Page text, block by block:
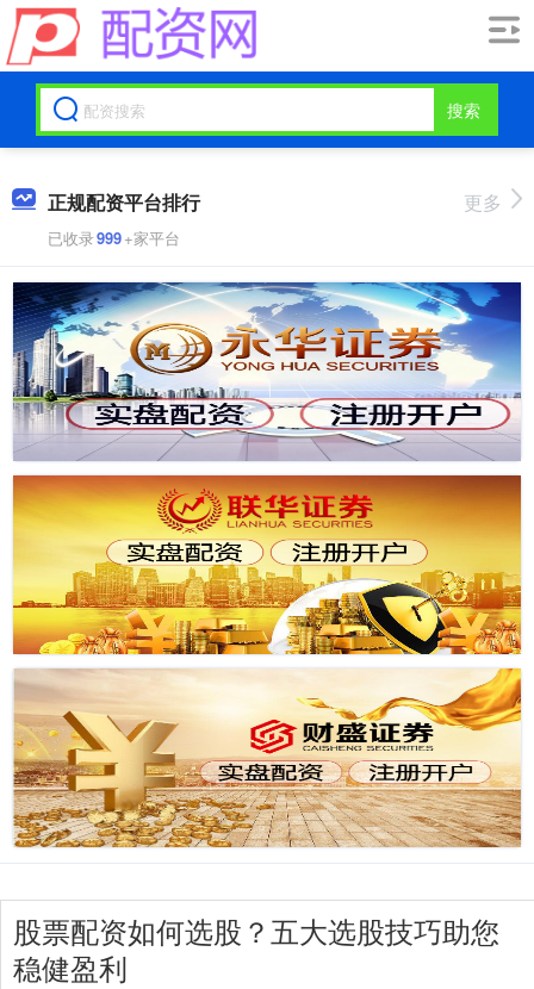
搜索
正规配资平台排行
已收录999+家平台
更多
股票配资如何选股？五大选股技巧助您
稳健盈利